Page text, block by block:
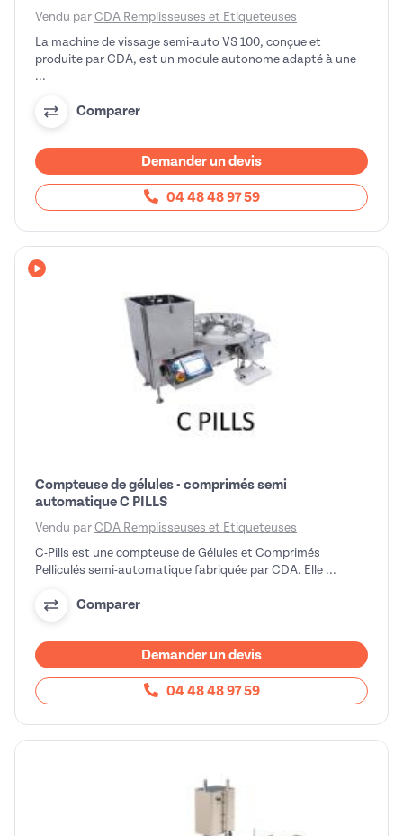
Vendu par CDA Remplisseuses et Etiqueteuses
La machine de vissage semi-auto VS 100, conçue et
produite par CDA, est un module autonome adapté à une
...
Comparer
Demander un devis
04 48 48 97 59
Avec vidéo
Compteuse de gélules - comprimés semi
automatique C PILLS
Vendu par CDA Remplisseuses et Etiqueteuses
C-Pills est une compteuse de Gélules et Comprimés
Pelliculés semi-automatique fabriquée par CDA. Elle ...
Comparer
Demander un devis
04 48 48 97 59